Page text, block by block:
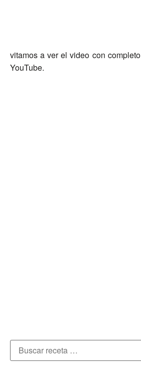
vitamos a ver el video con completo
YouTube.